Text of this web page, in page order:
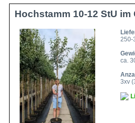
Hochstamm 10-12 StU im
250-
ca.
3xv